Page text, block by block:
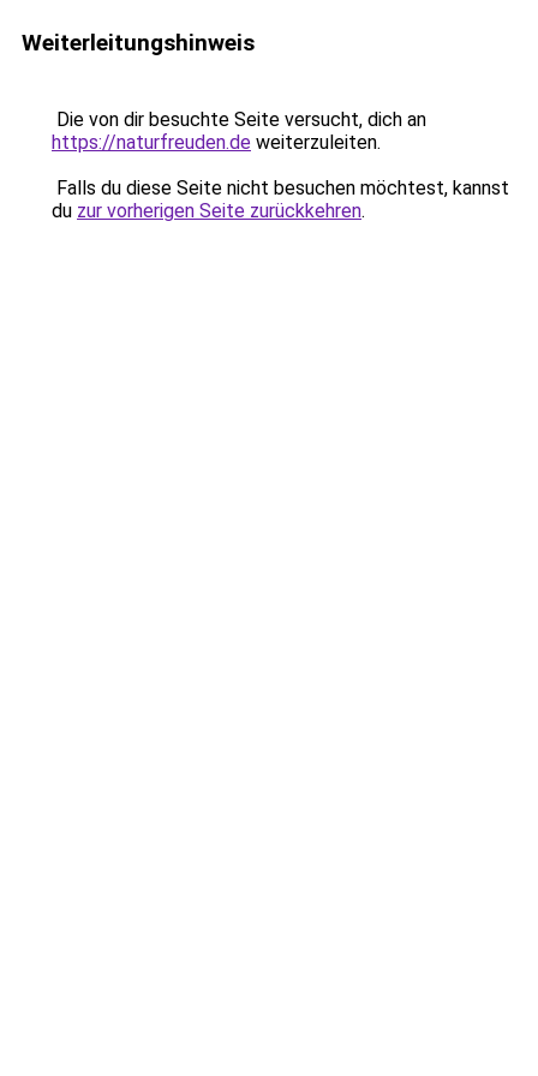
Weiterleitungshinweis
Die von dir besuchte Seite versucht, dich an
https://naturfreuden.de weiterzuleiten.
Falls du diese Seite nicht besuchen möchtest, kannst
du zur vorherigen Seite zurückkehren.